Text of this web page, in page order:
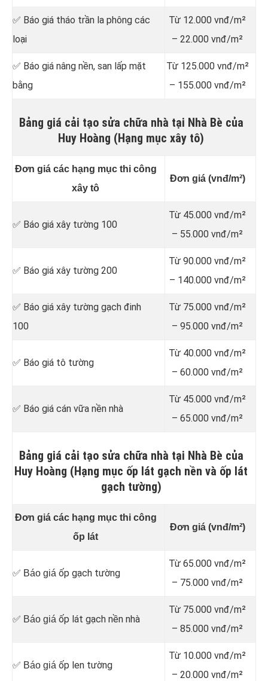
✅ Báo giá tháo trần la phông các
loại
Từ 12.000 vnđ/m²
– 22.000 vnđ/m²
✅ Báo giá nâng nền, san lấp mặt
bằng
Từ 125.000 vnđ/m²
– 155.000 vnđ/m²
Bảng giá cải tạo sửa chữa nhà tại Nhà Bè của
Huy Hoàng (Hạng mục xây tô)
Đơn giá các hạng mục thi công
xây tô
Đơn giá (vnđ/m²)
✅ Báo giá xây tường 100
Từ 45.000 vnđ/m²
– 55.000 vnđ/m²
✅ Báo giá xây tường 200
Từ 90.000 vnđ/m²
– 140.000 vnđ/m²
✅ Báo giá xây tường gạch đinh
100
Từ 75.000 vnđ/m²
– 95.000 vnđ/m²
✅ Báo giá tô tường
Từ 40.000 vnđ/m²
– 60.000 vnđ/m²
✅ Báo giá cán vữa nền nhà
Từ 45.000 vnđ/m²
– 65.000 vnđ/m²
Bảng giá cải tạo sửa chữa nhà tại Nhà Bè của
Huy Hoàng (Hạng mục ốp lát gạch nền và ốp lát
gạch tường)
Đơn giá các hạng mục thi công
ốp lát
Đơn giá (vnđ/m²)
✅ Báo giá ốp gạch tường
Từ 65.000 vnđ/m²
– 75.000 vnđ/m²
✅ Báo giá ốp lát gạch nền nhà
Từ 75.000 vnđ/m²
– 85.000 vnđ/m²
✅ Báo giá ốp len tường
Từ 10.000 vnđ/m²
– 20.000 vnđ/m²